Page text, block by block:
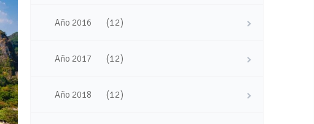
Año 2016 (12)
Año 2017 (12)
Año 2018 (12)